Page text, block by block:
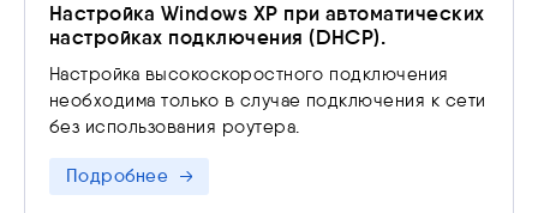
Настройка Windows XP при автоматических
настройках подключения (DHCP).
Настройка высокоскоростного подключения
необходима только в случае подключения к сети
без использования роутера.
Подробнее